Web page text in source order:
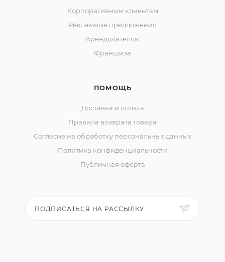
Корпоративным клиентам
Рекламные предложения
Арендодателям
Франшиза
ПОМОЩЬ
Доставка и оплата
Правила возврата товара
Согласие на обработку персональных данных
Политика конфиденциальности
Публичная оферта
ПОДПИСАТЬСЯ НА РАССЫЛКУ